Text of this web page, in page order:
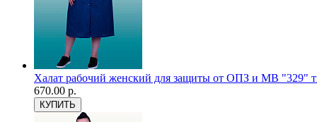
Халат рабочий женский для защиты от ОПЗ и МВ "329"
670.00 р.